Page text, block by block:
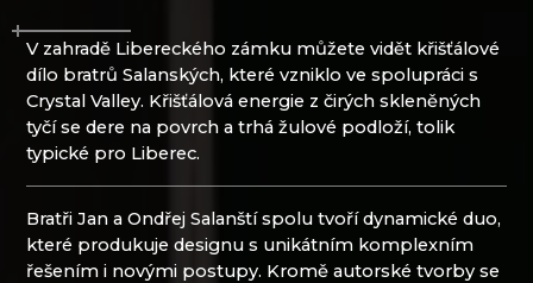
V zahradě Libereckého zámku můžete vidět křišťálové
dílo bratrů Salanských, které vzniklo ve spolupráci s
Crystal Valley. Křišťálová energie z čirých skleněných
tyčí se dere na povrch a trhá žulové podloží, tolik
typické pro Liberec.
Bratři Jan a Ondřej Salanští spolu tvoří dynamické duo,
které produkuje designu s unikátním komplexním
řešením i novými postupy. Kromě autorské tvorby se